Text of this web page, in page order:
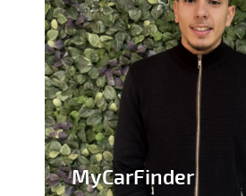
MyCarFinder